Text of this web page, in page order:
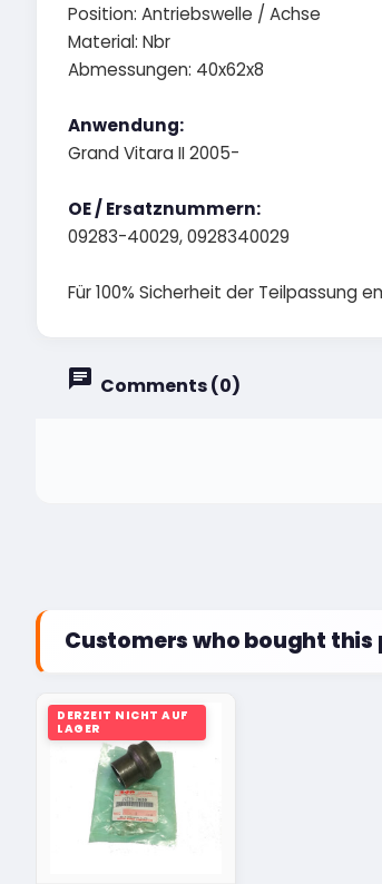
Position: Antriebswelle / Achse
Material: Nbr
Abmessungen: 40x62x8
Anwendung:
Grand Vitara II 2005-
OE / Ersatznummern:
09283-40029, 0928340029
Für 100% Sicherheit der Teilpassung
Comments (0)
Customers who bought
DERZEIT NICHT AUF
LAGER